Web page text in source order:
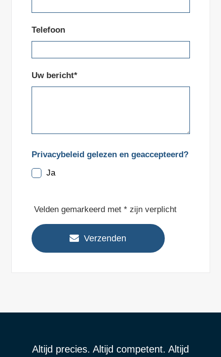
Telefoon
Uw bericht*
Privacybeleid gelezen en geaccepteerd?
Ja
Velden gemarkeerd met * zijn verplicht
Verzenden
Altijd precies. Altijd competent. Altijd